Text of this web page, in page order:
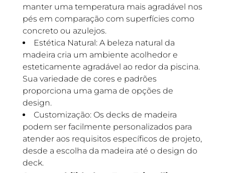
manter uma temperatura mais agradável nos
pés em comparação com superfícies como
concreto ou azulejos.
Estética Natural: A beleza natural da
madeira cria um ambiente acolhedor e
esteticamente agradável ao redor da piscina.
Sua variedade de cores e padrões
proporciona uma gama de opções de
design.
Customização: Os decks de madeira
podem ser facilmente personalizados para
atender aos requisitos específicos de projeto,
desde a escolha da madeira até o design do
deck.